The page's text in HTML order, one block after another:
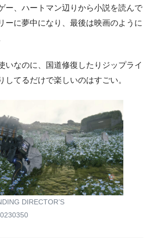
ー、ハートマン辺りから小説を読んで
ーに夢中になり、最後は映画のように
いなのに、国道修復したりジップライ
してるだけで楽しいのはすごい。
DIRECTOR’S